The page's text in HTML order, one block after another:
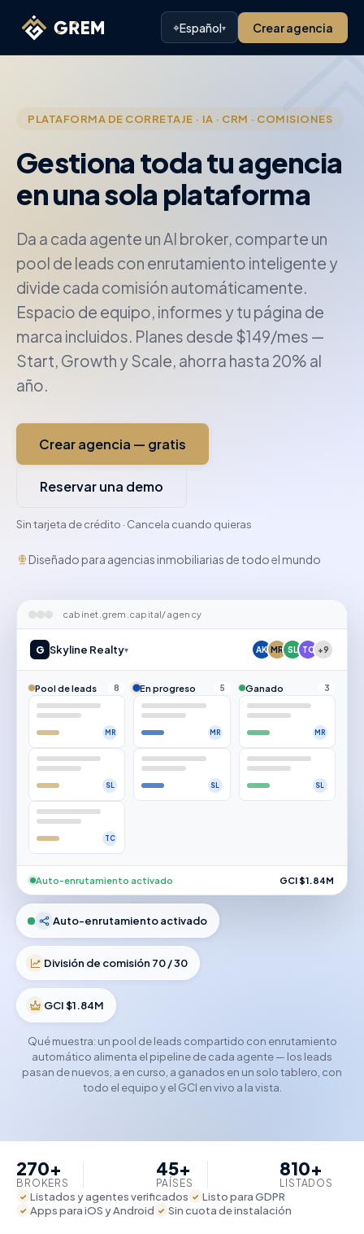
⌖Español▾ Crear agencia
PLATAFORMA DE CORRETAJE · IA · CRM · COMISIONES
Gestiona toda tu agencia
en una sola plataforma
Da a cada agente un AI broker, comparte un
pool de leads con enrutamiento inteligente y
divide cada comisión automáticamente.
Espacio de equipo, informes y tu página de
marca incluidos. Planes desde $149/mes —
Start, Growth y Scale, ahorra hasta 20% al
año.
Crear agencia — gratis
Reservar una demo
Sin tarjeta de crédito · Cancela cuando quieras
Diseñado para agencias inmobiliarias de todo el mundo
cabinet.grem.capital/agency
G Skyline Realty▾ AK MR SL TC +9
Pool de leads 8
MR
SL
TC
En progreso 5
MR
SL
Ganado 3
MR
SL
Auto-enrutamiento activado GCI $1.84M
Auto-enrutamiento activado
División de comisión 70 / 30
GCI $1.84M
Qué muestra: un pool de leads compartido con enrutamiento
automático alimenta el pipeline de cada agente — los leads
pasan de nuevos, a en curso, a ganados en un solo tablero, con
todo el equipo y el GCI en vivo a la vista.
270+
BROKERS
45+
PAÍSES
810+
LISTADOS
✓ Listados y agentes verificados ✓ Listo para GDPR
✓ Apps para iOS y Android ✓ Sin cuota de instalación